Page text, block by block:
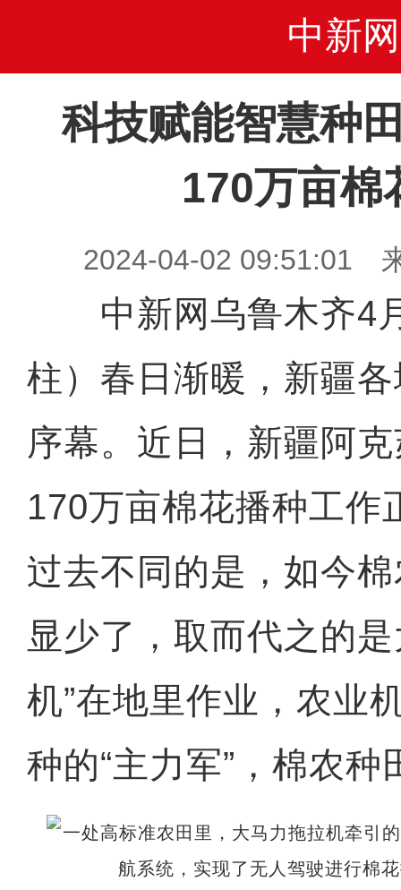
中新网
科技赋能智慧种
170万亩棉
2024-04-02 09:51:01
中新网乌鲁木齐4
柱）春日渐暖，新疆
序幕。近日，新疆阿
170万亩棉花播种工作
过去不同的是，如今
显少了，取而代之的
机”在地里作业，农业
种的“主力军”，棉农种